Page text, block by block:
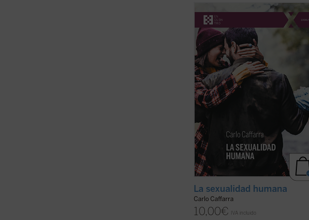
«Cada persona humana es creada
directamente por Dios. Ninguna persona
viene a la existencia por azar o por
necesidad: en su origen hay un acto
creador ---es decir, un acto de
inteligencia y de voluntad--- de Dios.
Antes de haber sido concebido en ...
ficha)
La sexualidad humana
Carlo Caffarra
10,00€ IVA incluido